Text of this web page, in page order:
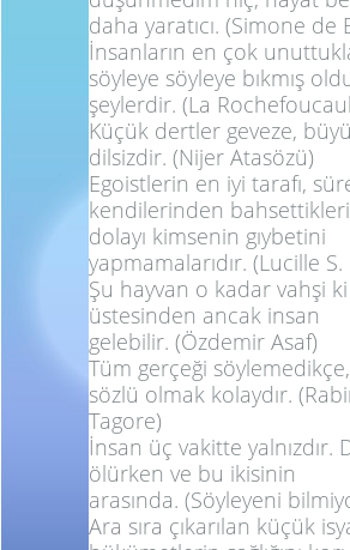
daha yaratıcı. (Simone de
İnsanların en çok
söyleye söyleye bıkmış
şeylerdir. (La
Küçük dertler geveze,
dilsizdir. (Nijer Atasözü)
Egoistlerin en iyi tarafı,
kendilerinden
dolayı kimsenin gıybetini
yapmamalarıdır. (Lucille
Şu hayvan o kadar vahşi
üstesinden ancak insan
gelebilir. (Özdemir Asaf)
Tüm gerçeği söylemedikçe,
sözlü olmak kolaydır.
Tagore)
İnsan üç vakitte yalnızdır.
ölürken ve bu ikisinin
arasında. (Söyleyeni
Ara sıra çıkarılan küçük